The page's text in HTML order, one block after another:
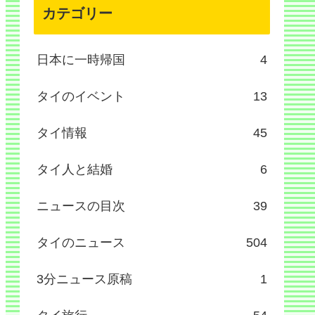
カテゴリー
日本に一時帰国 4
タイのイベント 13
タイ情報 45
タイ人と結婚 6
ニュースの目次 39
タイのニュース 504
3分ニュース原稿 1